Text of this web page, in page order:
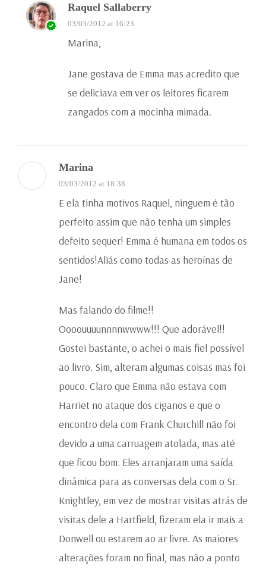
Raquel Sallaberry
03/03/2012 at 16:23
Marina,
Jane gostava de Emma mas acredito que
se deliciava em ver os leitores ficarem
zangados com a mocinha mimada.
Marina
03/03/2012 at 18:38
E ela tinha motivos Raquel, ninguem é tão
perfeito assim que não tenha um simples
defeito sequer! Emma é humana em todos os
sentidos!Aliás como todas as heroínas de
Jane!
Mas falando do filme!!
Oooouuuunnnnwwww!!! Que adorável!!
Gostei bastante, o achei o mais fiel possível
ao livro. Sim, alteram algumas coisas mas foi
pouco. Claro que Emma não estava com
Harriet no ataque dos ciganos e que o
encontro dela com Frank Churchill não foi
devido a uma carruagem atolada, mas até
que ficou bom. Eles arranjaram uma saída
dinâmica para as conversas dela com o Sr.
Knightley, em vez de mostrar visitas atrás de
visitas dele a Hartfield, fizeram ela ir mais a
Donwell ou estarem ao ar livre. As maiores
alterações foram no final, mas não a ponto